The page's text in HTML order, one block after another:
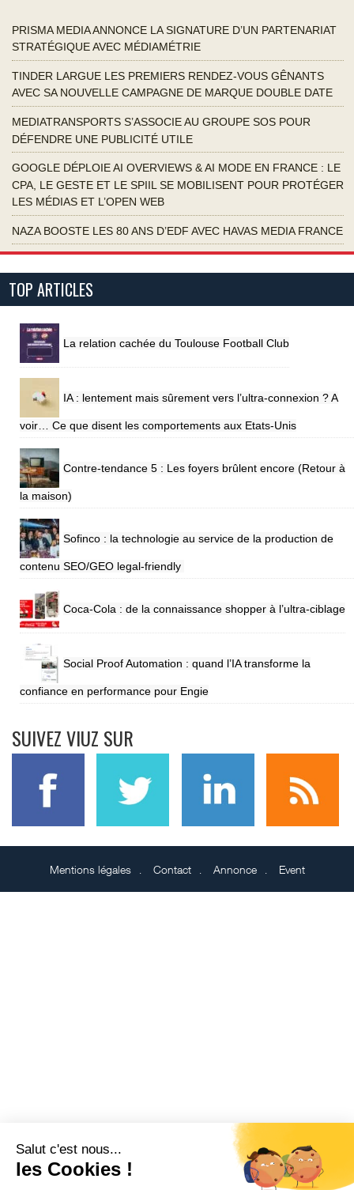
Salut c'est nous...
les Cookies !
PRISMA MEDIA ANNONCE LA SIGNATURE D’UN PARTENARIAT
STRATÉGIQUE AVEC MÉDIAMÉTRIE
TINDER LARGUE LES PREMIERS RENDEZ-VOUS GÊNANTS
AVEC SA NOUVELLE CAMPAGNE DE MARQUE DOUBLE DATE
MEDIATRANSPORTS S’ASSOCIE AU GROUPE SOS POUR
DÉFENDRE UNE PUBLICITÉ UTILE
GOOGLE DÉPLOIE AI OVERVIEWS & AI MODE EN FRANCE : LE
CPA, LE GESTE ET LE SPIIL SE MOBILISENT POUR PROTÉGER
LES MÉDIAS ET L’OPEN WEB
NAZA BOOSTE LES 80 ANS D’EDF AVEC HAVAS MEDIA FRANCE
TOP ARTICLES
La relation cachée du Toulouse Football Club
IA : lentement mais sûrement vers l’ultra-connexion ? A
voir… Ce que disent les comportements aux Etats-Unis
Contre-tendance 5 : Les foyers brûlent encore (Retour à
la maison)
Sofinco : la technologie au service de la production de
contenu SEO/GEO legal-friendly
Coca-Cola : de la connaissance shopper à l’ultra-ciblage
Social Proof Automation : quand l’IA transforme la
confiance en performance pour Engie
SUIVEZ VIUZ SUR
Mentions légales Contact Annonce Event